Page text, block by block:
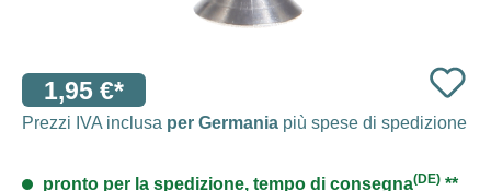
1,95 €*
Prezzi IVA inclusa per Germania più spese di spedizione
pronto per la spedizione, tempo di consegna(DE) **